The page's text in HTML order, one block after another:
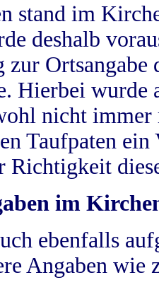
stand im
deshalb
zur
Hierbei wurde
nicht
Taufpaten
Richtigkeit
im
ebenfalls
Angaben wie